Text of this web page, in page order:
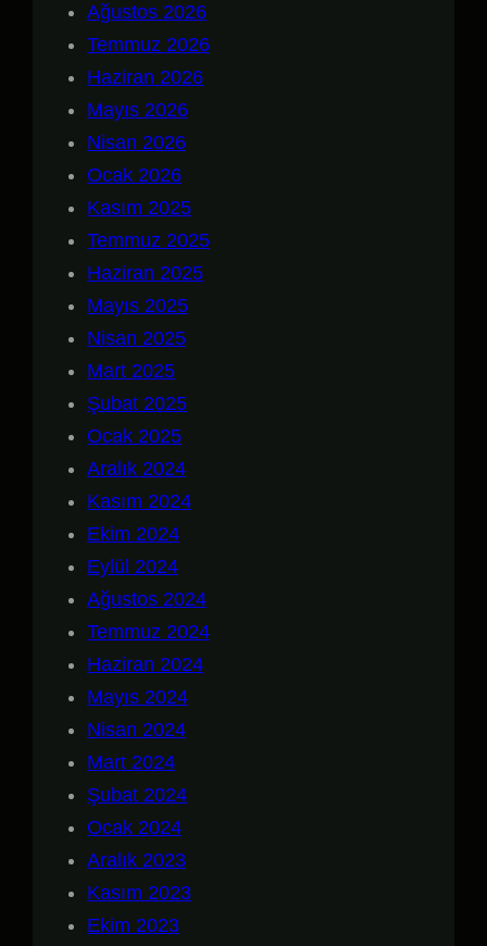
Ağustos 2026
Temmuz 2026
Haziran 2026
Mayıs 2026
Nisan 2026
Ocak 2026
Kasım 2025
Temmuz 2025
Haziran 2025
Mayıs 2025
Nisan 2025
Mart 2025
Şubat 2025
Ocak 2025
Aralık 2024
Kasım 2024
Ekim 2024
Eylül 2024
Ağustos 2024
Temmuz 2024
Haziran 2024
Mayıs 2024
Nisan 2024
Mart 2024
Şubat 2024
Ocak 2024
Aralık 2023
Kasım 2023
Ekim 2023